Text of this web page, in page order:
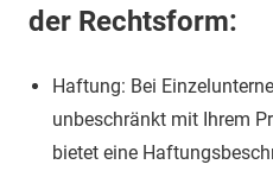
der Rechtsform:
Haftung: Bei
unbeschränkt mit Ihrem
bietet eine